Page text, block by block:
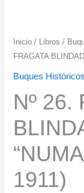
Inicio / Libros /
FRAGATA
Buques
Nº 26.
1911)